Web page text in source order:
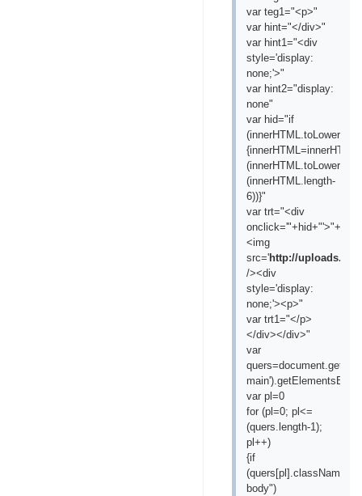
var teg1="<p>"
var hint="</div>"
var hint1="<div
style='display:
none;'>"
var hint2="display:
none"
var hid="if
(innerHTML.length-
6))}"
var trt="<div
onclick='"+hid+"'>"+"
<img
src='http://uploads.ru/
/><div
style='display:
none;'><p>"
var trt1="</p>
</div></div>"
var
var pl=0
for (pl=0; pl<=
(quers.length-1);
pl++)
{if
body")